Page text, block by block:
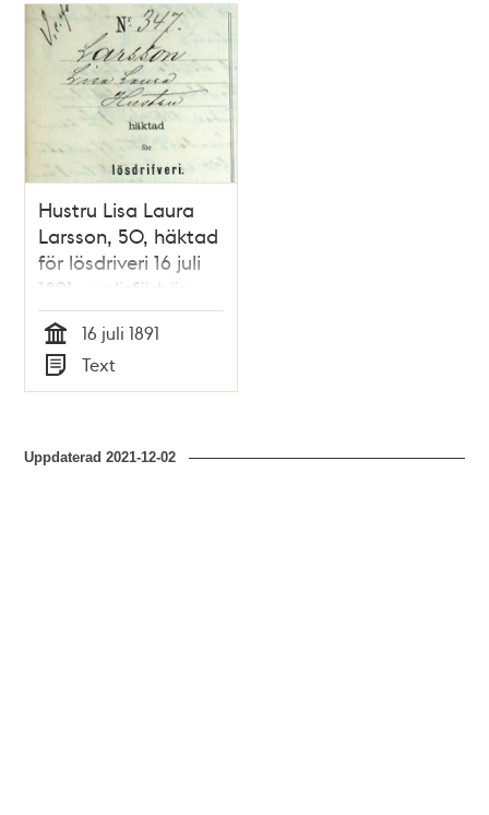
Hustru Lisa Laura
Larsson, 50, häktad
för lösdriveri 16 juli
1891 - polisförhör
Tid
16 juli 1891
Typ
Text
Uppdaterad2021-12-02